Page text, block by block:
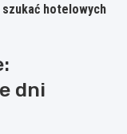
hotelowych
dni